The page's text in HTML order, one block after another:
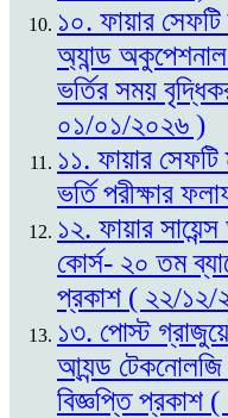
১০. ফায়ার সেফটি
অ্যান্ড
ভর্তির সময়
০১/০১/২০২৬ )
১১. ফায়ার
ভর্তি পরীক্ষার
১২. ফায়ার
কোর্স- ২০ তম
প্রকাশ ( ২২/
১৩. পোস্ট
আ্যন্ড টেকনোলজি
বিজ্ঞপ্তি